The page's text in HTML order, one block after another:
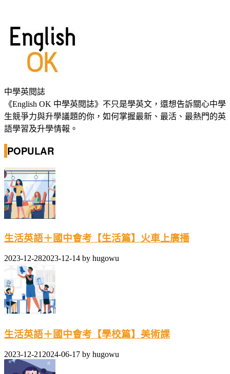
中學英閱誌
《English OK 中學英閱誌》不只是學英文，還想告訴關心中學
生競爭力與升學議題的你，如何掌握最新、最活、最熱門的英
語學習及升學情報。
POPULAR
生活英語＋國中會考【生活篇】火車上廣播
2023-12-282023-12-14 by hugowu
生活英語＋國中會考【學校篇】美術課
2023-12-21 2024-06-17 by hugowu